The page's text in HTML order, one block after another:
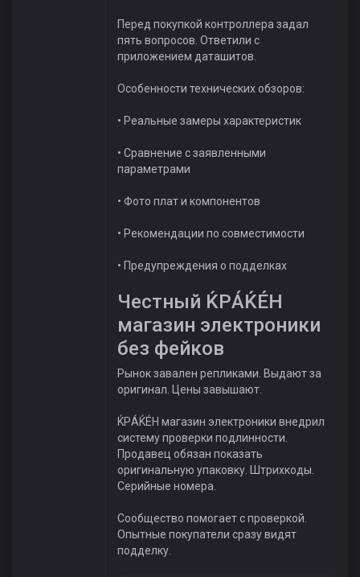
Перед покупкой контроллера задал
пять вопросов. Ответили с
приложением даташитов.
Особенности технических обзоров:
• Реальные замеры характеристик
• Сравнение с заявленными
параметрами
• Фото плат и компонентов
• Рекомендации по совместимости
• Предупреждения о подделках
Честный ЌРÁЌÉH
магазин электроники
без фейков
Рынок завален репликами. Выдают за
оригинал. Цены завышают.
ЌРÁЌÉH магазин электроники внедрил
систему проверки подлинности.
Продавец обязан показать
оригинальную упаковку. Штрихкоды.
Серийные номера.
Сообщество помогает с проверкой.
Опытные покупатели сразу видят
подделку.